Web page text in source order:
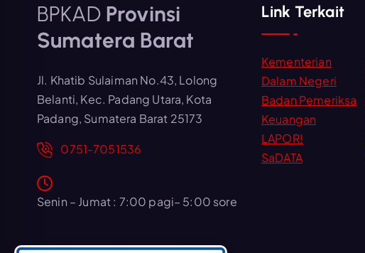
BPKADProvinsi
Sumatera Barat
Jl. Khatib Sulaiman No.43, Lolong
Belanti, Kec. Padang Utara, Kota
Padang, Sumatera Barat 25173
0751-7051536
Senin – Jumat : 7:00 pagi– 5:00 sore
Link Terkait
Kementerian
Dalam Negeri
Badan Pemeriksa
Keuangan
LAPOR!
SaDATA